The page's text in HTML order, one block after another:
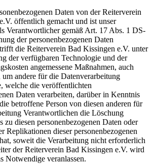
Daten von der Reiterverein
öffentlich gemacht und ist unser
Verantwortlicher gemäß Art. 17 Abs. 1 DS-
der personenbezogenen Daten
die Reiterverein Bad Kissingen e.V. unter
der verfügbaren Technologie und der
angemessene Maßnahmen, auch
andere für die Datenverarbeitung
welche die veröffentlichten
Daten verarbeiten, darüber in Kenntnis
betroffene Person von diesen anderen für
Verantwortlichen die Löschung
zu diesen personenbezogenen Daten oder
Replikationen dieser personenbezogenen
soweit die Verarbeitung nicht erforderlich
der Reiterverein Bad Kissingen e.V. wird
Notwendige veranlassen.